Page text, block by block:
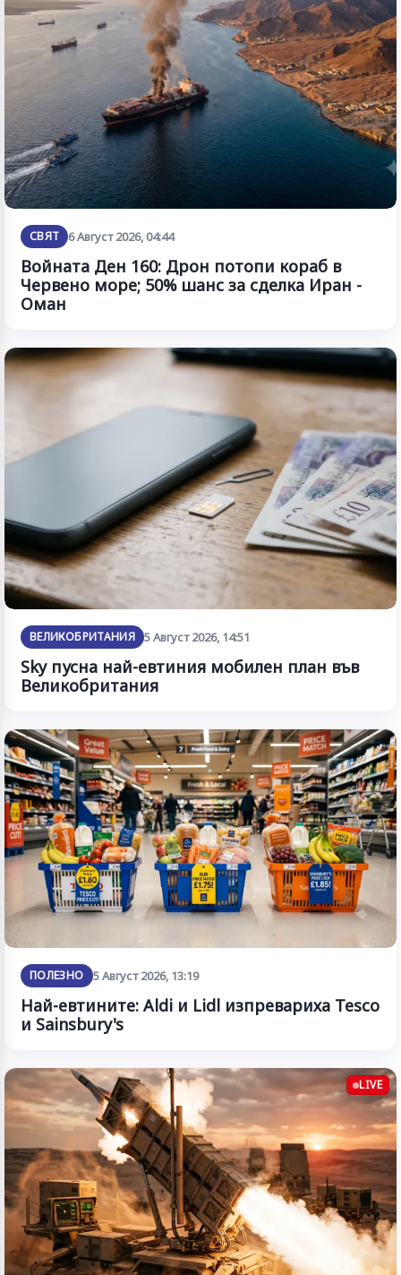
СВЯТ 6 Август 2026, 04:44
Войната Ден 160: Дрон потопи кораб в
Червено море; 50% шанс за сделка Иран -
Оман
ВЕЛИКОБРИТАНИЯ 5 Август 2026, 14:51
Sky пусна най-евтиния мобилен план във
Великобритания
ПОЛЕЗНО 5 Август 2026, 13:19
Най-евтините: Aldi и Lidl изпревариха Tesco
и Sainsbury's
LIVE